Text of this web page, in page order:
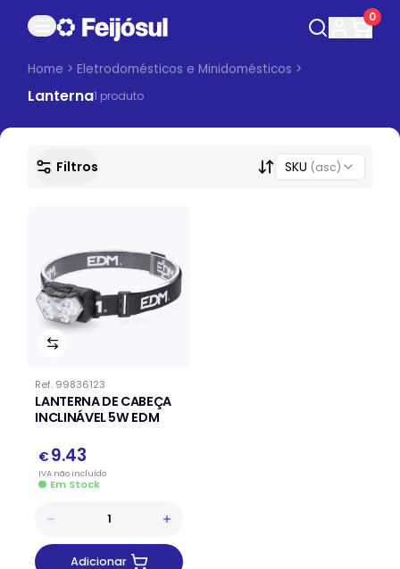
0
Home >Eletrodomésticos e Minidomésticos >
Lanterna1 produto
Filtros SKU (asc)
Ref. 99836123
LANTERNA DE CABEÇA
INCLINÁVEL 5W EDM
€ 9.43
IVA nãoincluído
Em Stock
Adicionar